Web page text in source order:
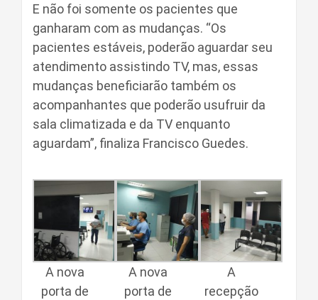
E não foi somente os pacientes que
ganharam com as mudanças. “Os
pacientes estáveis, poderão aguardar seu
atendimento assistindo TV, mas, essas
mudanças beneficiarão também os
acompanhantes que poderão usufruir da
sala climatizada e da TV enquanto
aguardam”, finaliza Francisco Guedes.
A nova
porta de
A nova
porta de
A
recepção